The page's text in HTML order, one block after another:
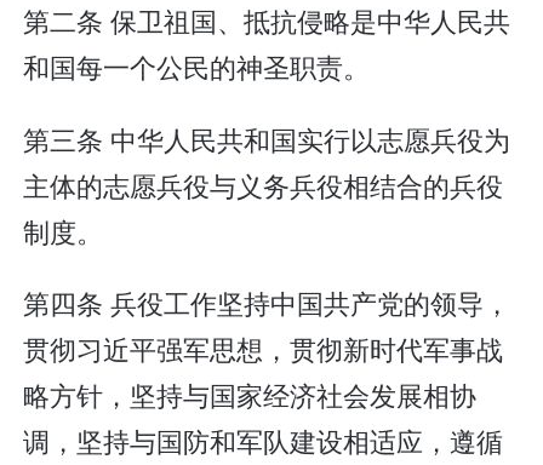
第二条 保卫祖国、抵抗侵略是中华人民共
和国每一个公民的神圣职责。
第三条 中华人民共和国实行以志愿兵役为
主体的志愿兵役与义务兵役相结合的兵役
制度。
第四条 兵役工作坚持中国共产党的领导，
贯彻习近平强军思想，贯彻新时代军事战
略方针，坚持与国家经济社会发展相协
调，坚持与国防和军队建设相适应，遵循